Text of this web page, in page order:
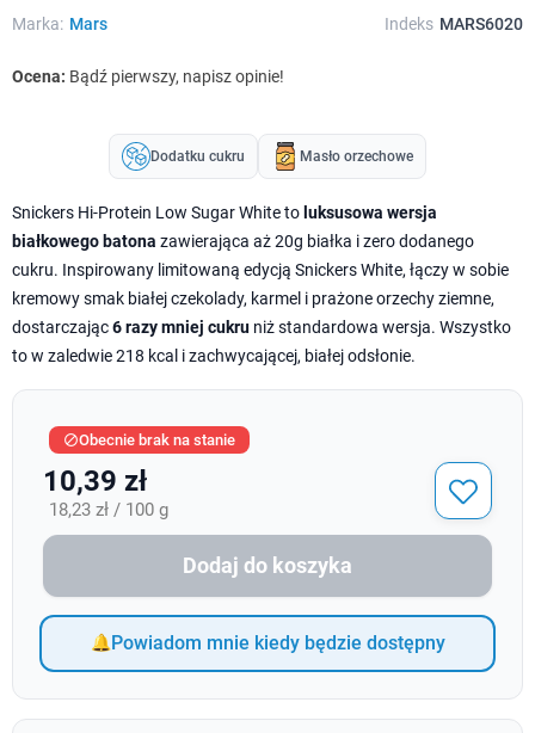
Marka: Mars Indeks MARS6020
Ocena: Bądź pierwszy, napisz opinie!
Dodatku cukru Masło orzechowe
Snickers Hi-Protein Low Sugar White to luksusowa wersja
białkowego batona zawierająca aż 20g białka i zero dodanego
cukru. Inspirowany limitowaną edycją Snickers White, łączy w sobie
kremowy smak białej czekolady, karmel i prażone orzechy ziemne,
dostarczając6 razy mniej cukru niż standardowa wersja. Wszystko
to w zaledwie 218 kcal i zachwycającej, białej odsłonie.
Obecnie brak na stanie
10,39 zł
18,23 zł / 100 g
Dodaj do koszyka
Powiadom mnie kiedy będzie dostępny